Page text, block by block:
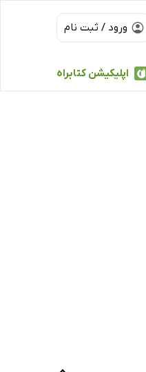
ورود / ثبت نام
اپلیکیشن کتابراه